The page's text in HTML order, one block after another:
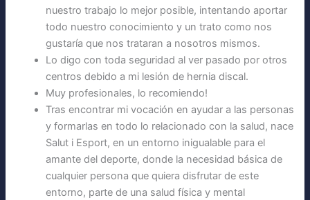
nuestro trabajo lo mejor posible, intentando aportar
todo nuestro conocimiento y un trato como nos
gustaría que nos trataran a nosotros mismos.
Lo digo con toda seguridad al ver pasado por otros
centros debido a mi lesión de hernia discal.
Muy profesionales, lo recomiendo!
Tras encontrar mi vocación en ayudar a las personas
y formarlas en todo lo relacionado con la salud, nace
Salut i Esport, en un entorno inigualable para el
amante del deporte, donde la necesidad básica de
cualquier persona que quiera disfrutar de este
entorno, parte de una salud física y mental